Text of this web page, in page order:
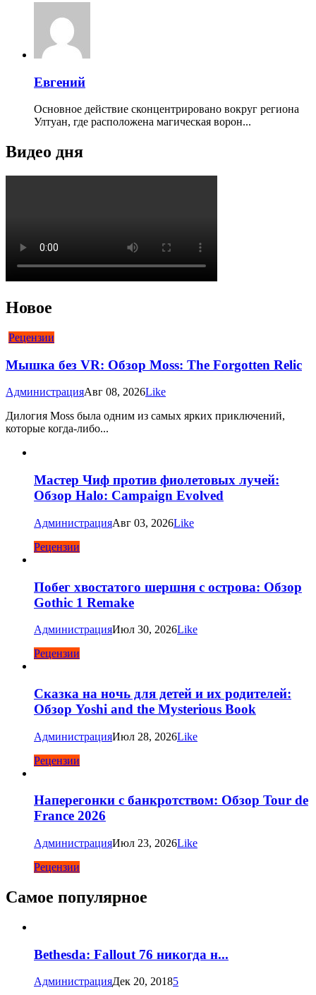
Евгений
Основное действие сконцентрировано вокруг региона
Ултуан, где расположена магическая ворон...
Видео дня
Новое
Рецензии
Мышка без VR: Обзор Moss: The Forgotten Relic
АдминистрацияАвг 08, 2026Like
Дилогия Moss была одним из самых ярких приключений,
которые когда-либо...
Мастер Чиф против фиолетовых лучей:
Обзор Halo: Campaign Evolved
АдминистрацияАвг 03, 2026Like
Рецензии
Побег хвостатого шершня с острова: Обзор
Gothic 1 Remake
АдминистрацияИюл 30, 2026Like
Рецензии
Сказка на ночь для детей и их родителей:
Обзор Yoshi and the Mysterious Book
АдминистрацияИюл 28, 2026Like
Рецензии
Наперегонки с банкротством: Обзор Tour de
France 2026
АдминистрацияИюл 23, 2026Like
Рецензии
Самое популярное
Bethesda: Fallout 76 никогда н...
АдминистрацияДек 20, 20185